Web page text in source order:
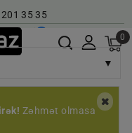
35 35
| Giriş AZ 0
▼
Zəhmət olmasa